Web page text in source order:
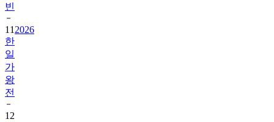
빈
11 2026
한
일
가
왕
전
12